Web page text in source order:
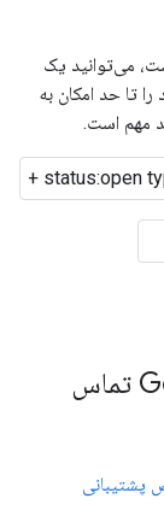
می‌توانید یک
تا حد امکان به
مهم است.
با پشتیبانی Google Workspace تماس